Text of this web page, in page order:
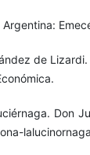
de
Don